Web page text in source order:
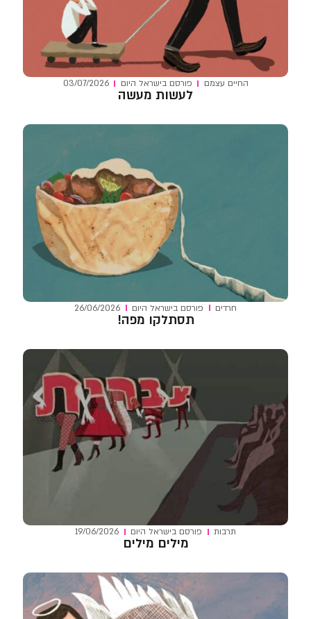
החיים עצמם פורסם בישראל היום 03/07/2026
לעשות מעשה
חרדים פורסם בישראל היום 26/06/2026
תסתלקו מפה!
תרבות פורסם בישראל היום 19/06/2026
מילים מילים